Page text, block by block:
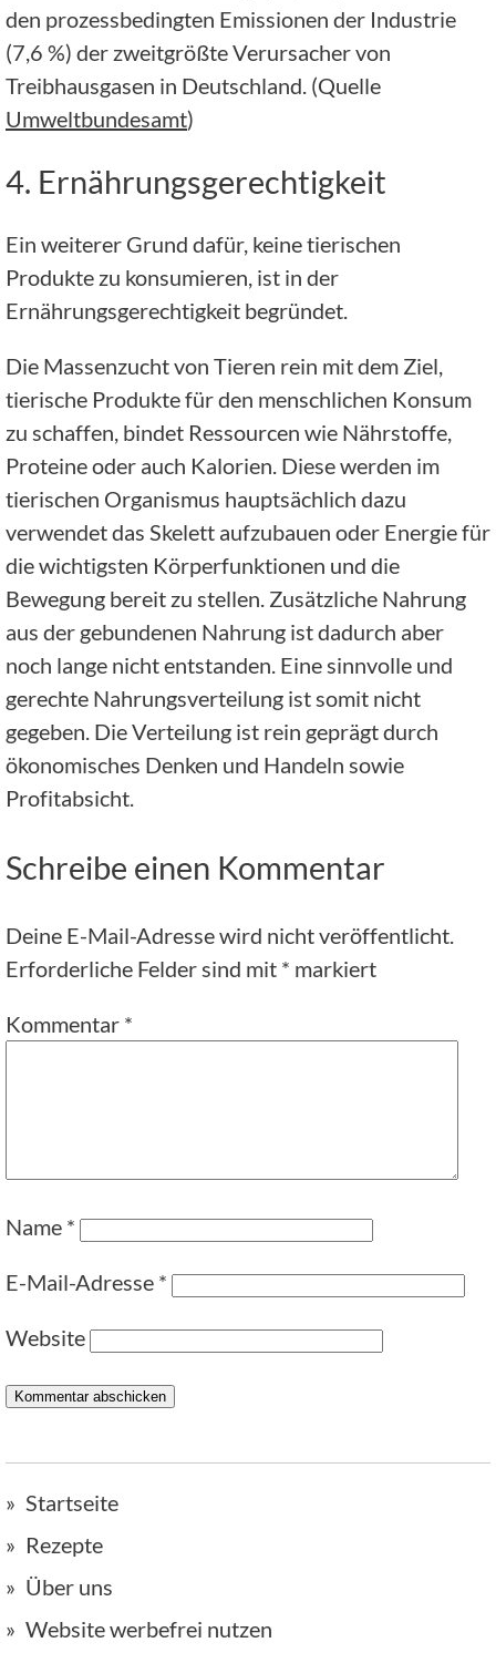
den prozessbedingten Emissionen der Industrie
(7,6 %) der zweitgrößte Verursacher von
Treibhausgasen in Deutschland. (Quelle
Umweltbundesamt)
4. Ernährungsgerechtigkeit
Ein weiterer Grund dafür, keine tierischen
Produkte zu konsumieren, ist in der
Ernährungsgerechtigkeit begründet.
Die Massenzucht von Tieren rein mit dem Ziel,
tierische Produkte für den menschlichen Konsum
zu schaffen, bindet Ressourcen wie Nährstoffe,
Proteine oder auch Kalorien. Diese werden im
tierischen Organismus hauptsächlich dazu
verwendet das Skelett aufzubauen oder Energie für
die wichtigsten Körperfunktionen und die
Bewegung bereit zu stellen. Zusätzliche Nahrung
aus der gebundenen Nahrung ist dadurch aber
noch lange nicht entstanden. Eine sinnvolle und
gerechte Nahrungsverteilung ist somit nicht
gegeben. Die Verteilung ist rein geprägt durch
ökonomisches Denken und Handeln sowie
Profitabsicht.
Schreibe einen Kommentar
Deine E-Mail-Adresse wird nicht veröffentlicht.
Erforderliche Felder sind mit * markiert
Kommentar *
Name *
E-Mail-Adresse *
Website
Startseite
Rezepte
Über uns
Website werbefrei nutzen